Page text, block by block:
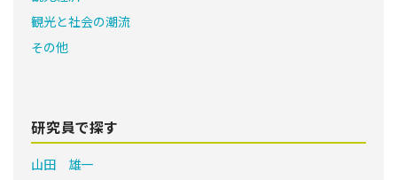
観光と社会の潮流
その他
研究員で探す
山田 雄一